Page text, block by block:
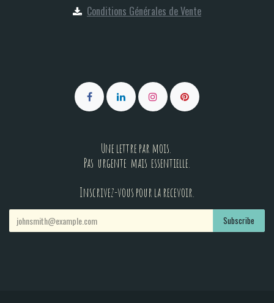
Conditions Générales de Vente
Une lettre par mois.
Pas urgente mais essentielle.
Inscrivez-vous pour la recevoir.
Subscribe